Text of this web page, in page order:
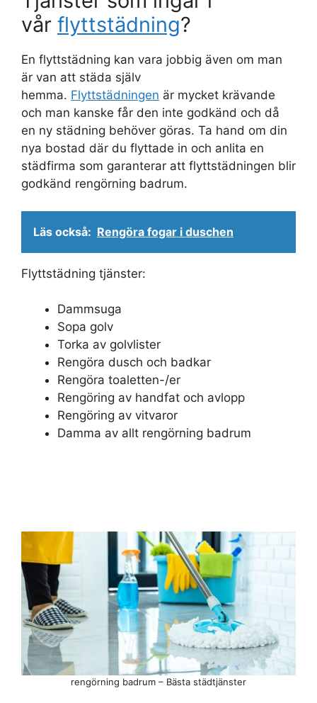
vår flyttstädning?
En flyttstädning kan vara jobbig även om man
är van att städa själv
hemma. Flyttstädningen är mycket krävande
och man kanske får den inte godkänd och då
en ny städning behöver göras. Ta hand om din
nya bostad där du flyttade in och anlita en
städfirma som garanterar att flyttstädningen blir
godkänd rengörning badrum.
Läs också: Rengöra fogar i duschen
Flyttstädning tjänster:
Dammsuga
Sopa golv
Torka av golvlister
Rengöra dusch och badkar
Rengöra toaletten-/er
Rengöring av handfat och avlopp
Rengöring av vitvaror
Damma av allt rengörning badrum
rengörning badrum – Bästa städtjänster